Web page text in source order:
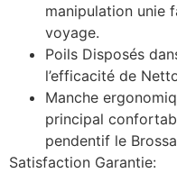
manipulation unie
voyage.
Poils Disposés
l’efficacité de
Manche
principal
pendentif le
Satisfaction Garantie: